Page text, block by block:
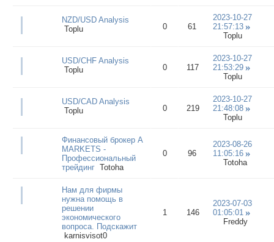
NZD/USD Analysis
Toplu
0 61
2023-10-27
21:57:13
Toplu
USD/CHF Analysis
Toplu
0 117
2023-10-27
21:53:29
Toplu
USD/CAD Analysis
Toplu
0 219
2023-10-27
21:48:08
Toplu
Финансовый брокер A
MARKETS -
Профессиональный
трейдинг Totoha
0 96
2023-08-26
11:05:16
Totoha
Нам для фирмы
нужна помощь в
решении
экономического
вопроса. Подскажит
karnisvisot0
1 146
2023-07-03
01:05:01
Freddy